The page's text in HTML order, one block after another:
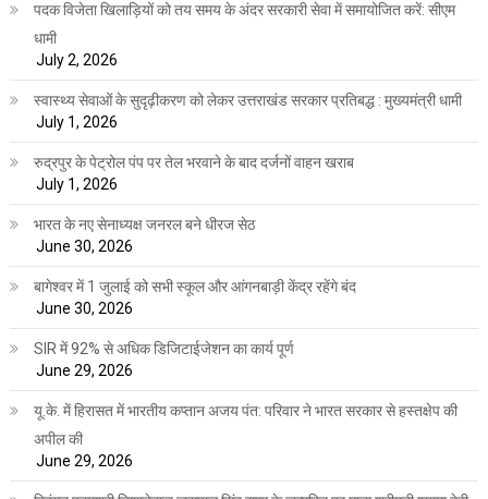
पदक विजेता खिलाड़ियों को तय समय के अंदर सरकारी सेवा में समायोजित करें: सीएम
धामी
July 2, 2026
स्वास्थ्य सेवाओं के सुदृढ़ीकरण को लेकर उत्तराखंड सरकार प्रतिबद्ध : मुख्यमंत्री धामी
July 1, 2026
रुद्रपुर के पेट्रोल पंप पर तेल भरवाने के बाद दर्जनों वाहन खराब
July 1, 2026
भारत के नए सेनाध्यक्ष जनरल बने धीरज सेठ
June 30, 2026
बागेश्वर में 1 जुलाई को सभी स्कूल और आंगनबाड़ी केंद्र रहेंगे बंद
June 30, 2026
SIR में 92% से अधिक डिजिटाईजेशन का कार्य पूर्ण
June 29, 2026
यू.के. में हिरासत में भारतीय कप्तान अजय पंत: परिवार ने भारत सरकार से हस्तक्षेप की
अपील की
June 29, 2026